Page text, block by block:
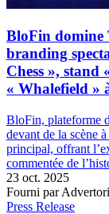
BloFin domine
branding
Chess », stand
« Whalefield »
BloFin, plateforme
devant de la scène
principal, offrant
commentée de
23 oct. 2025
Fourni par
Press Release